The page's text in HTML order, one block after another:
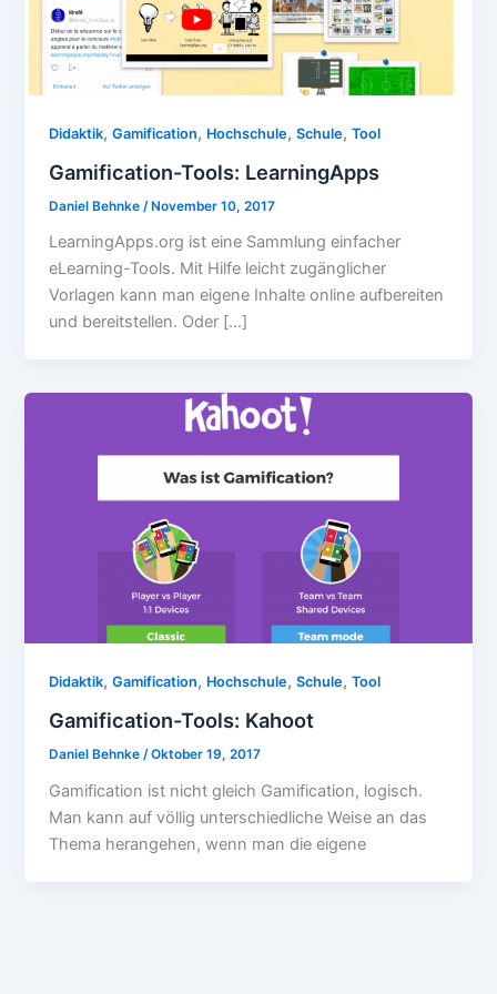
Didaktik,Gamification, Hochschule,Schule,Tool
Gamification-Tools: LearningApps
Daniel Behnke /November 10, 2017
LearningApps.org ist eine Sammlung einfacher
eLearning-Tools. Mit Hilfe leicht zugänglicher
Vorlagen kann man eigene Inhalte online aufbereiten
und bereitstellen. Oder […]
Didaktik,Gamification, Hochschule,Schule,Tool
Gamification-Tools: Kahoot
Daniel Behnke/Oktober 19, 2017
Gamification ist nicht gleich Gamification, logisch.
Man kann auf völlig unterschiedliche Weise an das
Thema herangehen, wenn man die eigene